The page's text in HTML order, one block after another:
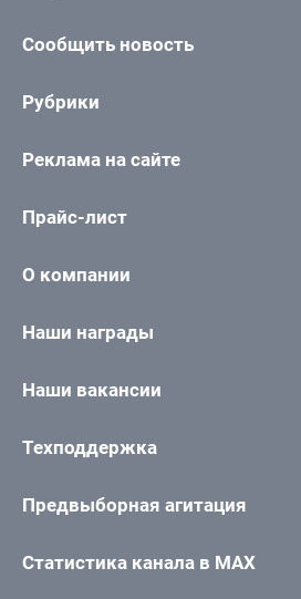
Сообщить новость
Рубрики
Реклама на сайте
Прайс-лист
О компании
Наши награды
Наши вакансии
Техподдержка
Предвыборная агитация
Статистика канала в MAX